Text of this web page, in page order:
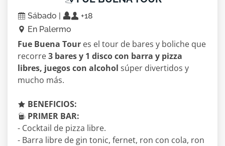
Sábado |
+18
En Palermo
Fue Buena Tour es el tour de bares y boliche que
recorre3 bares y 1 disco con barra y pizza
libres, juegos con alcohol súper divertidos y
mucho más.
BENEFICIOS:
PRIMER BAR:
- Cocktail de pizza libre.
- Barra libre de gin tonic, fernet, ron con cola, ron